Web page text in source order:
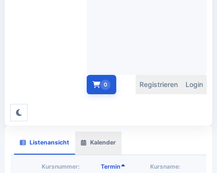
0 Registrieren Login
Listenansicht Kalender
Kursnummer: Termin Kursname: